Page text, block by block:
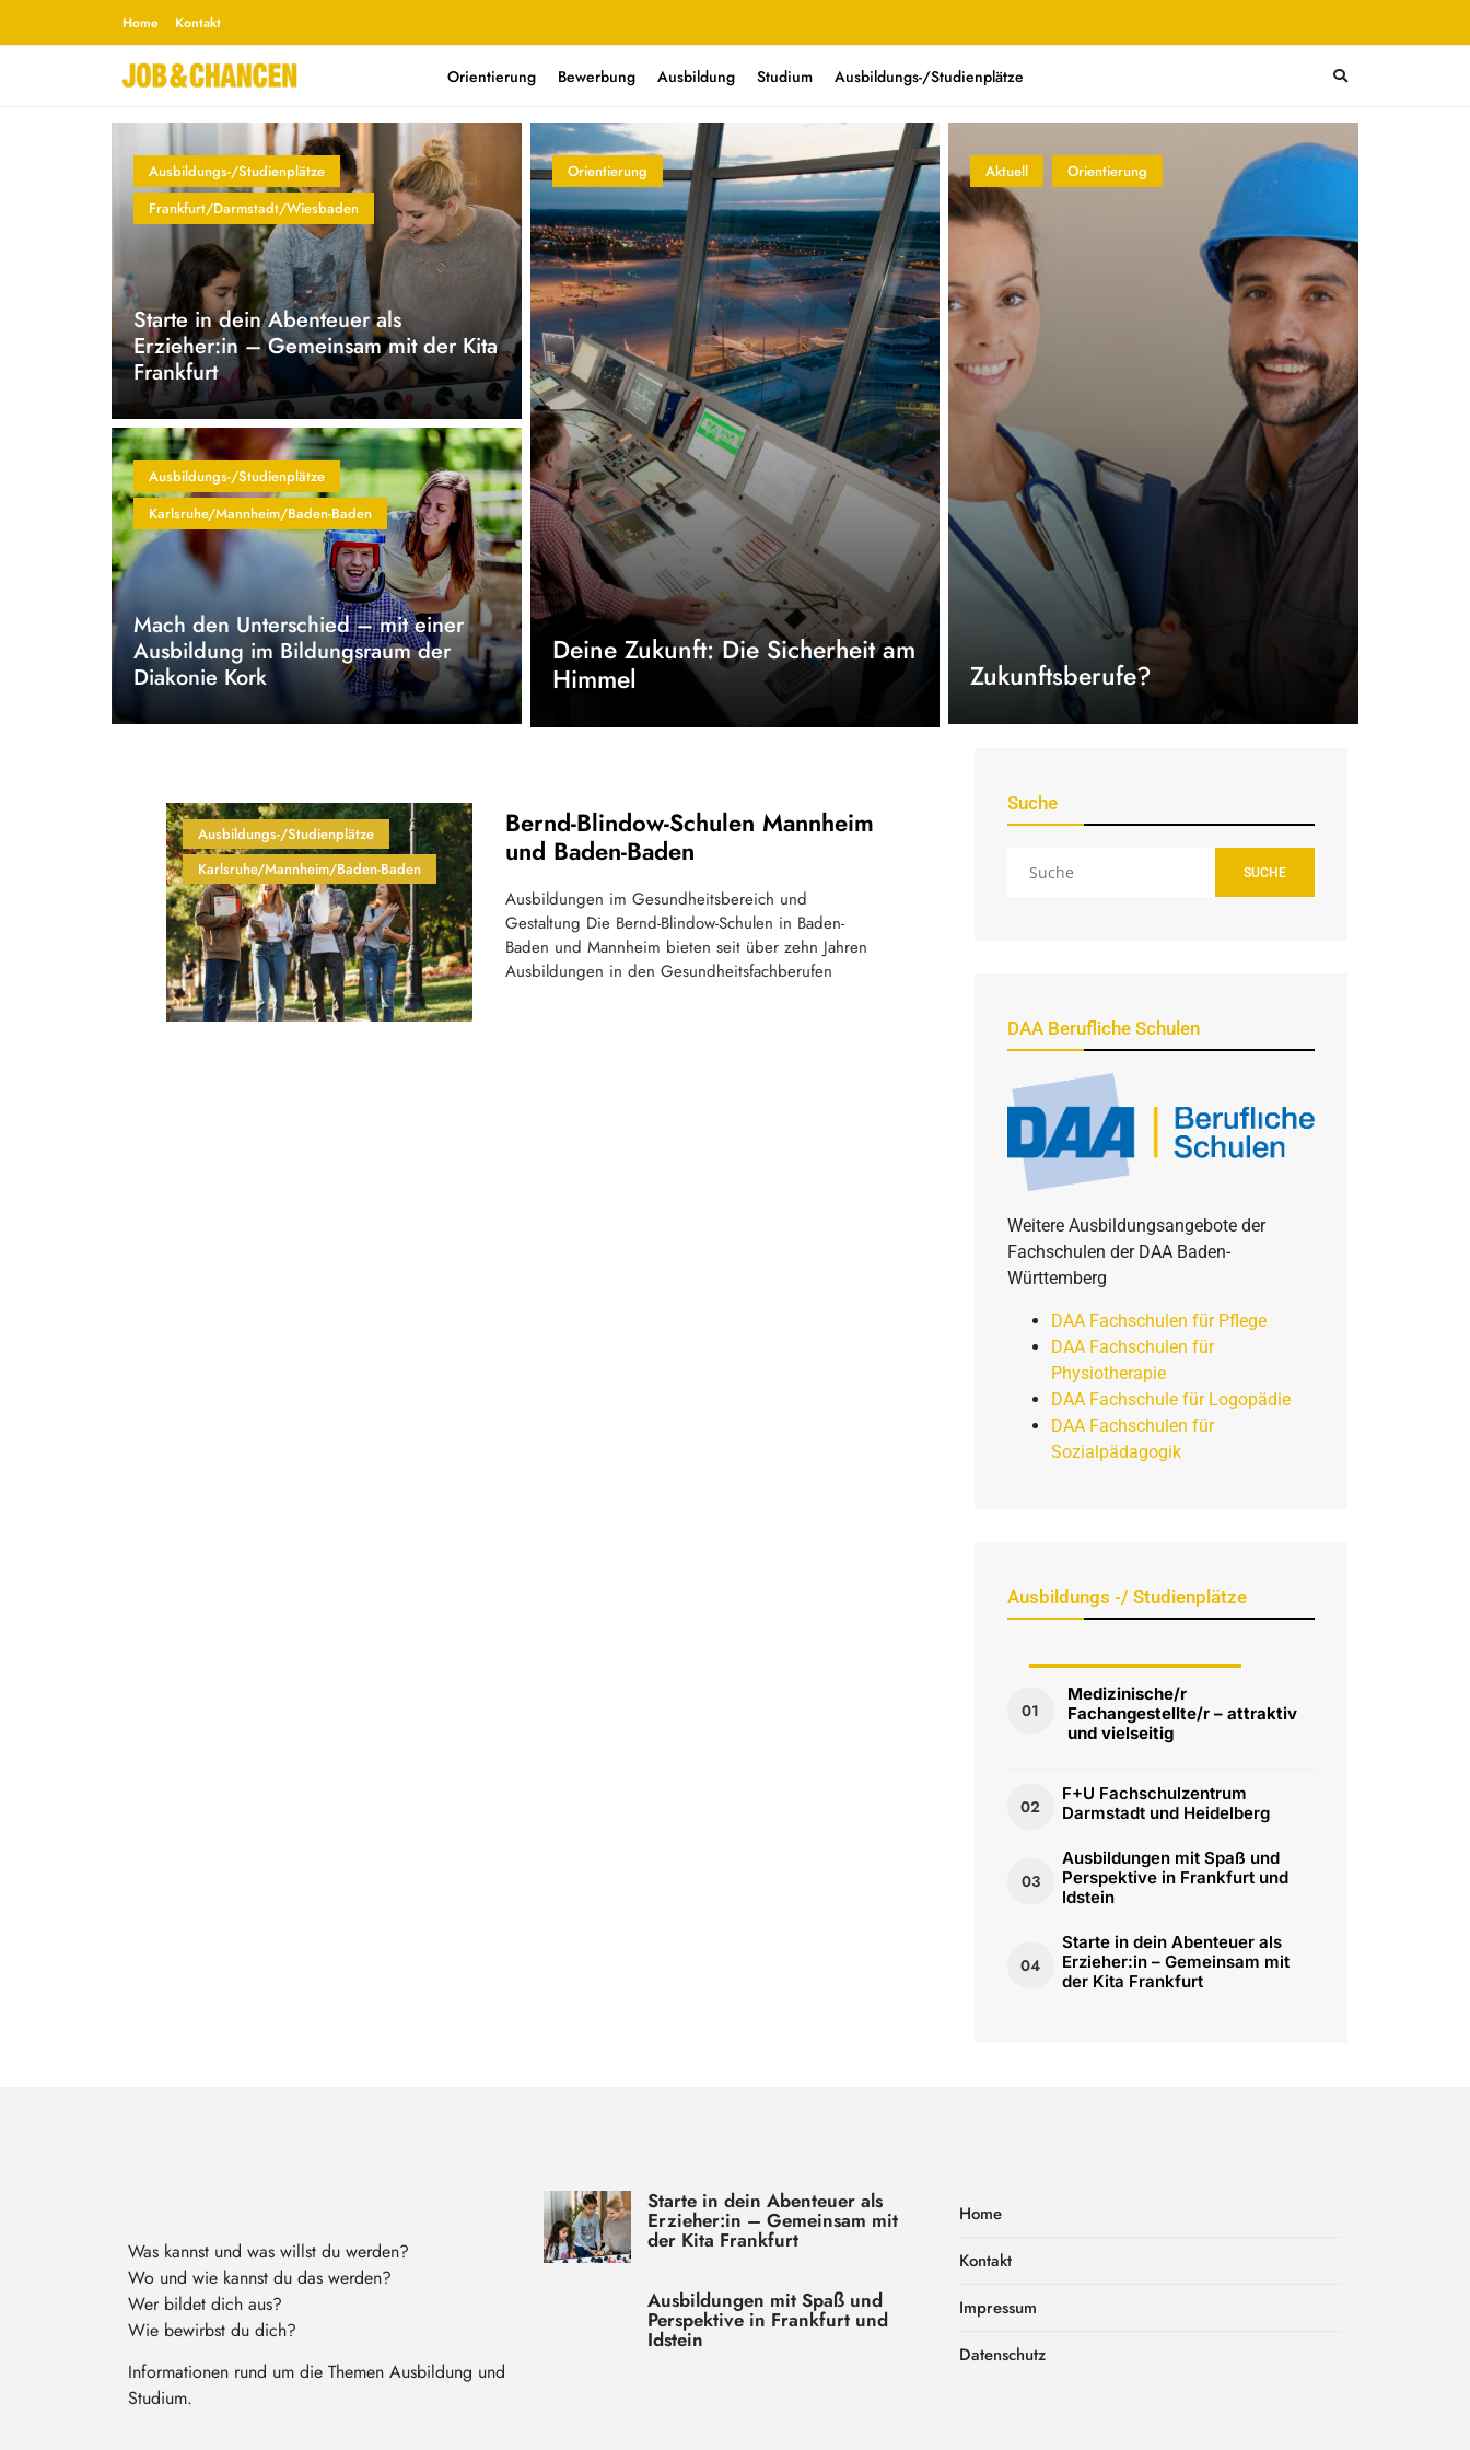
Home Kontakt
Orientierung Bewerbung Ausbildung Studium Ausbildungs-/Studienplätze
Ausbildungs-/Studienplätze
Frankfurt/Darmstadt/Wiesbaden
Starte in dein Abenteuer als
Erzieher:in – Gemeinsam mit der Kita
Frankfurt
Ausbildungs-/Studienplätze
Karlsruhe/Mannheim/Baden-Baden
Mach den Unterschied – mit einer
Ausbildung im Bildungsraum der
Diakonie Kork
Orientierung
Deine Zukunft: Die Sicherheit am
Himmel
Aktuell Orientierung
Zukunftsberufe?
Ausbildungs-/Studienplätze
Karlsruhe/Mannheim/Baden-Baden
Bernd-Blindow-Schulen Mannheim
und Baden-Baden
Ausbildungen im Gesundheitsbereich und
Gestaltung Die Bernd-Blindow-Schulen in Baden-
Baden und Mannheim bieten seit über zehn Jahren
Ausbildungen in den Gesundheitsfachberufen
Suche
SUCHE
DAA Berufliche Schulen
Weitere Ausbildungsangebote der
Fachschulen der DAA Baden-
Württemberg
DAA Fachschulen für Pflege
DAA Fachschulen für
Physiotherapie
DAA Fachschule für Logopädie
DAA Fachschulen für
Sozialpädagogik
Ausbildungs -/ Studienplätze
Frankfurt/Darmstadt/Wiesbaden
01
Medizinische/r
Fachangestellte/r – attraktiv
und vielseitig
02
F+U Fachschulzentrum
Darmstadt und Heidelberg
03
Ausbildungen mit Spaß und
Perspektive in Frankfurt und
Idstein
04
Starte in dein Abenteuer als
Erzieher:in – Gemeinsam mit
der Kita Frankfurt
Was kannst und was willst du werden?
Wo und wie kannst du das werden?
Wer bildet dich aus?
Wie bewirbst du dich?
Informationen rund um die Themen Ausbildung und
Studium.
Starte in dein Abenteuer als
Erzieher:in – Gemeinsam mit
der Kita Frankfurt
Ausbildungen mit Spaß und
Perspektive in Frankfurt und
Idstein
Home
Kontakt
Impressum
Datenschutz